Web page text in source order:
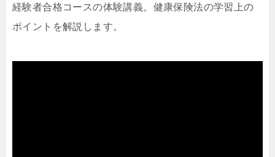
経験者合格コースの体験講義。健康保険法の学習上の
ポイントを解説します。